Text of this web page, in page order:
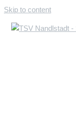
Skip to content